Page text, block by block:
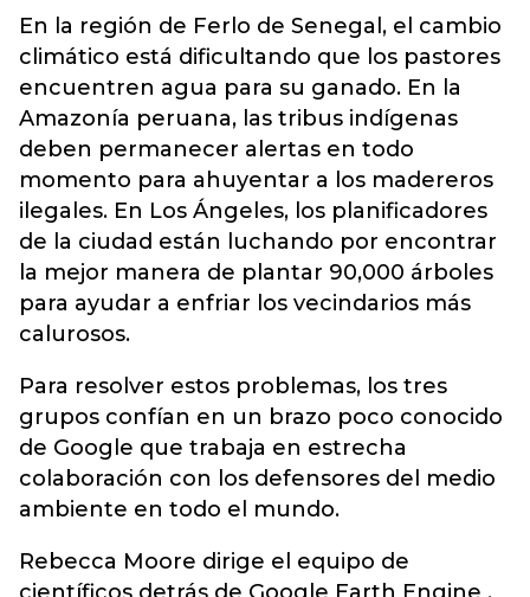
En la región de Ferlo de Senegal, el cambio
climático está dificultando que los pastores
encuentren agua para su ganado. En la
Amazonía peruana, las tribus indígenas
deben permanecer alertas en todo
momento para ahuyentar a los madereros
ilegales. En Los Ángeles, los planificadores
de la ciudad están luchando por encontrar
la mejor manera de plantar 90,000 árboles
para ayudar a enfriar los vecindarios más
calurosos.
Para resolver estos problemas, los tres
grupos confían en un brazo poco conocido
de Google que trabaja en estrecha
colaboración con los defensores del medio
ambiente en todo el mundo.
Rebecca Moore dirige el equipo de